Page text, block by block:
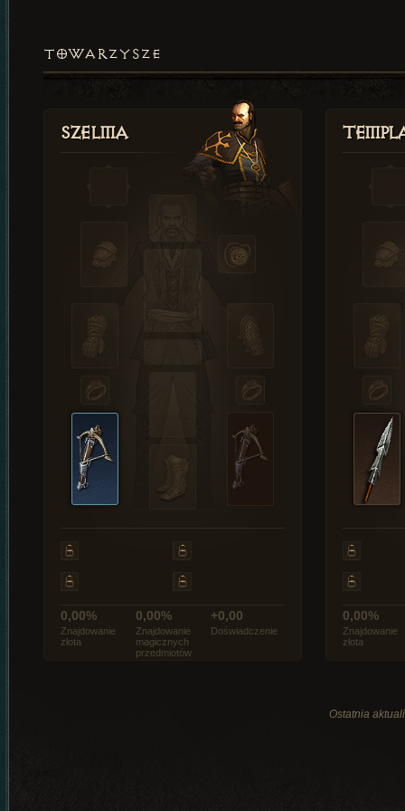
TOWARZYSZE
Szelma
0,00%
Znajdowanie
złota
0,00%
Znajdowanie
magicznych
przedmiotów
+0,00
Doświadczenie
0,00%
Znajdowanie
złota
Ostatnia